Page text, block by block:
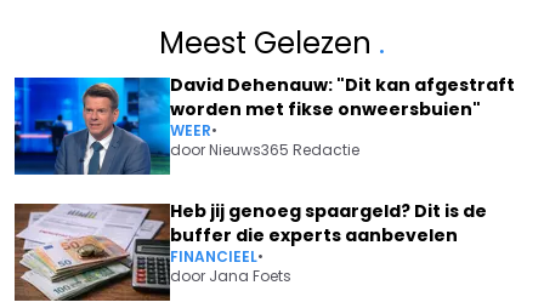
Meest Gelezen .
David Dehenauw: "Dit kan afgestraft
worden met fikse onweersbuien"
WEER•
doorNieuws365 Redactie
Heb jij genoeg spaargeld? Dit is de
buffer die experts aanbevelen
FINANCIEEL•
door Jana Foets